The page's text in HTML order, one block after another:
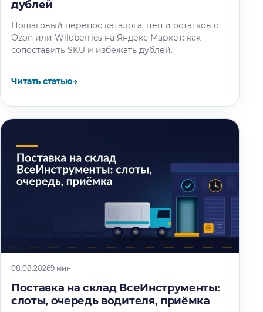
дублей
Пошаговый перенос каталога, цен и остатков с
Ozon или Wildberries на Яндекс Маркет: как
сопоставить SKU и избежать дублей.
Читать статью→
08.08.20269 мин
Поставка на склад ВсеИнструменты:
слоты, очередь водителя, приёмка